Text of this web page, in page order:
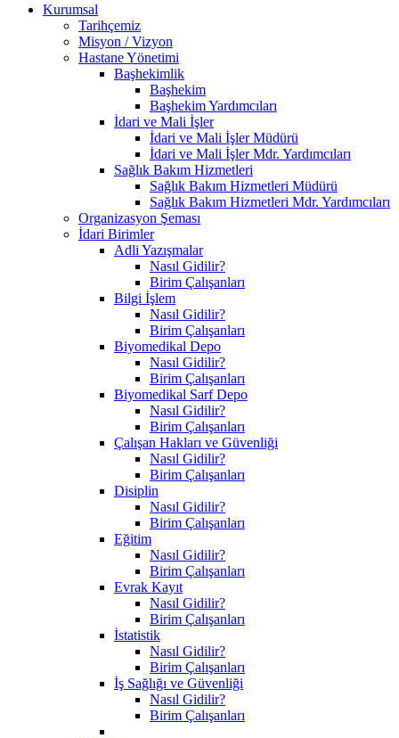
Kurumsal
Tarihçemiz
Misyon / Vizyon
Hastane Yönetimi
Başhekimlik
Başhekim
Başhekim Yardımcıları
İdari ve Mali İşler
İdari ve Mali İşler Müdürü
İdari ve Mali İşler Mdr. Yardımcıları
Sağlık Bakım Hizmetleri
Sağlık Bakım Hizmetleri Müdürü
Sağlık Bakım Hizmetleri Mdr. Yardımcıları
Organizasyon Şeması
İdari Birimler
Adli Yazışmalar
Nasıl Gidilir?
Birim Çalışanları
Bilgi İşlem
Nasıl Gidilir?
Birim Çalışanları
Biyomedikal Depo
Nasıl Gidilir?
Birim Çalışanları
Biyomedikal Sarf Depo
Nasıl Gidilir?
Birim Çalışanları
Çalışan Hakları ve Güvenliği
Nasıl Gidilir?
Birim Çalışanları
Disiplin
Nasıl Gidilir?
Birim Çalışanları
Eğitim
Nasıl Gidilir?
Birim Çalışanları
Evrak Kayıt
Nasıl Gidilir?
Birim Çalışanları
İstatistik
Nasıl Gidilir?
Birim Çalışanları
İş Sağlığı ve Güvenliği
Nasıl Gidilir?
Birim Çalışanları